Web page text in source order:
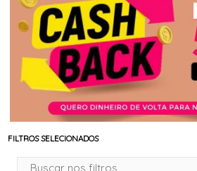
FILTROS SELECIONADOS